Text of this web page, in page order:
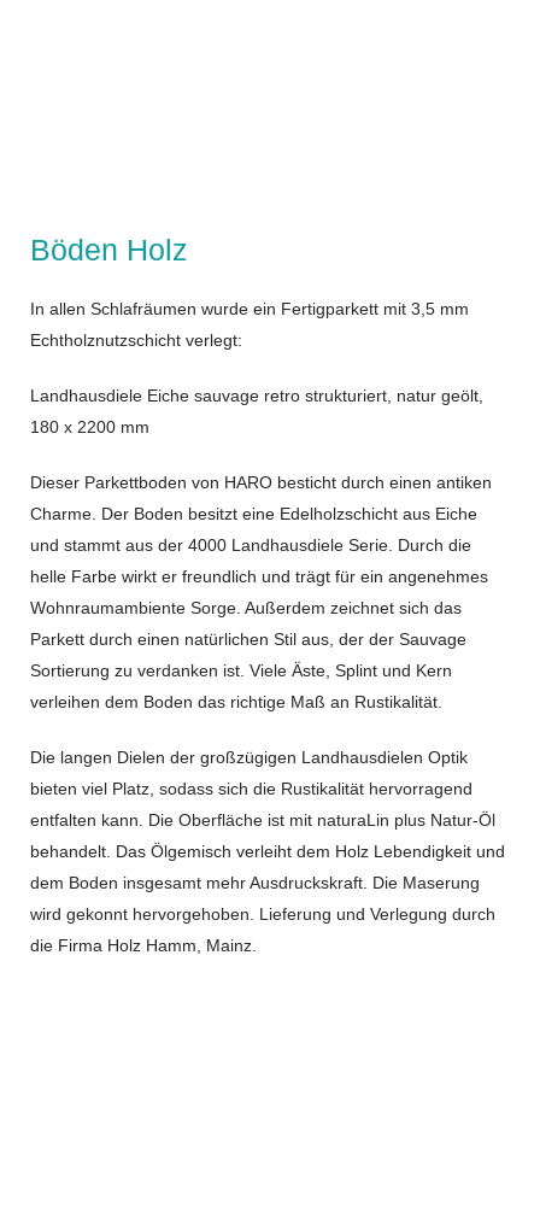
Böden Holz
In allen Schlafräumen wurde ein Fertigparkett mit 3,5 mm
Echtholznutzschicht verlegt:
Landhausdiele Eiche sauvage retro strukturiert, natur geölt,
180 x 2200 mm
Dieser Parkettboden von HARO besticht durch einen antiken
Charme. Der Boden besitzt eine Edelholzschicht aus Eiche
und stammt aus der 4000 Landhausdiele Serie. Durch die
helle Farbe wirkt er freundlich und trägt für ein angenehmes
Wohnraumambiente Sorge. Außerdem zeichnet sich das
Parkett durch einen natürlichen Stil aus, der der Sauvage
Sortierung zu verdanken ist. Viele Äste, Splint und Kern
verleihen dem Boden das richtige Maß an Rustikalität.
Die langen Dielen der großzügigen Landhausdielen Optik
bieten viel Platz, sodass sich die Rustikalität hervorragend
entfalten kann. Die Oberfläche ist mit naturaLin plus Natur-Öl
behandelt. Das Ölgemisch verleiht dem Holz Lebendigkeit und
dem Boden insgesamt mehr Ausdruckskraft. Die Maserung
wird gekonnt hervorgehoben. Lieferung und Verlegung durch
die Firma Holz Hamm, Mainz.